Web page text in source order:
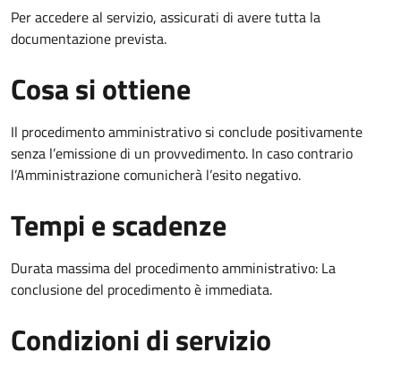
Per accedere al servizio, assicurati di avere tutta la
documentazione prevista.
Cosa si ottiene
Il procedimento amministrativo si conclude positivamente
senza l’emissione di un provvedimento. In caso contrario
l’Amministrazione comunicherà l’esito negativo.
Tempi e scadenze
Durata massima del procedimento amministrativo: La
conclusione del procedimento è immediata.
Condizioni di servizio